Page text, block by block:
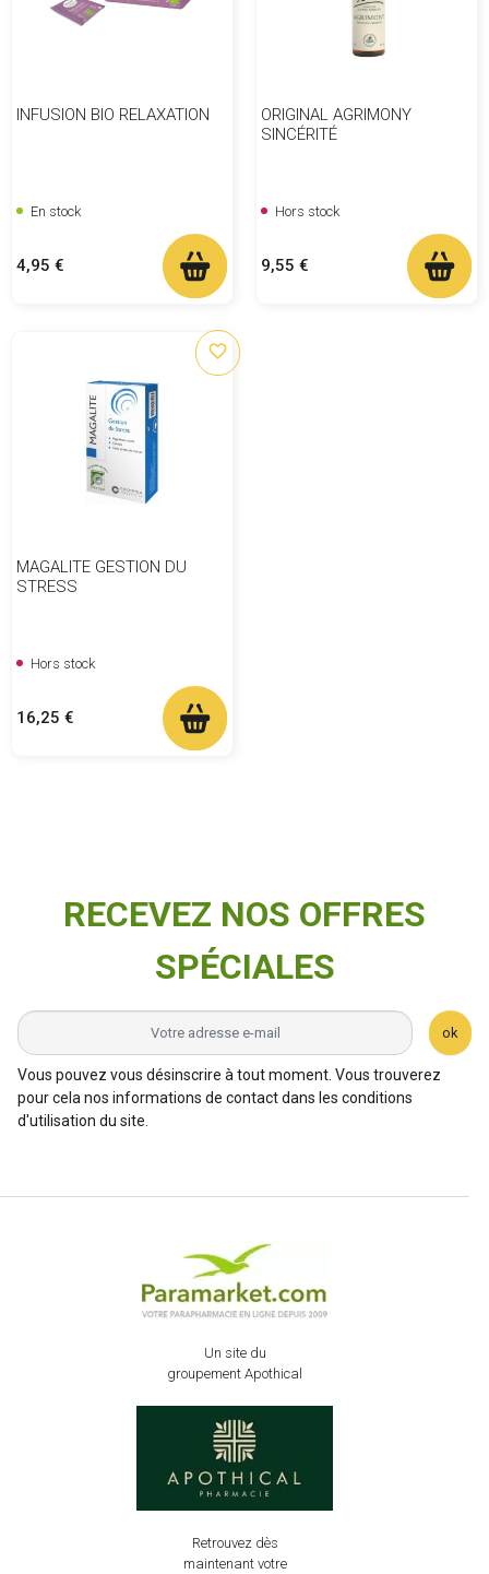
INFUSION BIO RELAXATION
En stock
Prix
4,95 €
ORIGINAL AGRIMONY
SINCÉRITÉ
Hors stock
Prix
9,55 €
MAGALITE GESTION DU
STRESS
favorite_border
Hors stock
Prix
16,25 €
RECEVEZ NOS OFFRES
SPÉCIALES
ok
Vous pouvez vous désinscrire à tout moment. Vous trouverez
pour cela nos informations de contact dans les conditions
d'utilisation du site.
Un site du
groupement Apothical
Retrouvez dès
maintenant votre